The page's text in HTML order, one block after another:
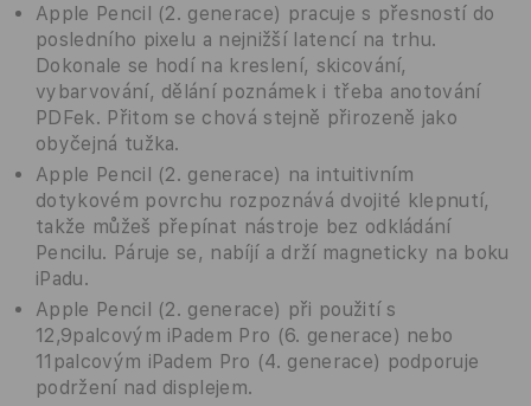
Apple Pencil (2. generace) pracuje s přesností do
posledního pixelu a nejnižší latencí na trhu.
Dokonale se hodí na kreslení, skicování,
vybarvování, dělání poznámek i třeba anotování
PDFek. Přitom se chová stejně přirozeně jako
obyčejná tužka.
Apple Pencil (2. generace) na intuitivním
dotykovém povrchu rozpoznává dvojité klepnutí,
takže můžeš přepínat nástroje bez odkládání
Pencilu. Páruje se, nabíjí a drží magneticky na boku
iPadu.
Apple Pencil (2. generace) při použití s
12,9palcovým iPadem Pro (6. generace) nebo
11palcovým iPadem Pro (4. generace) podporuje
podržení nad displejem.